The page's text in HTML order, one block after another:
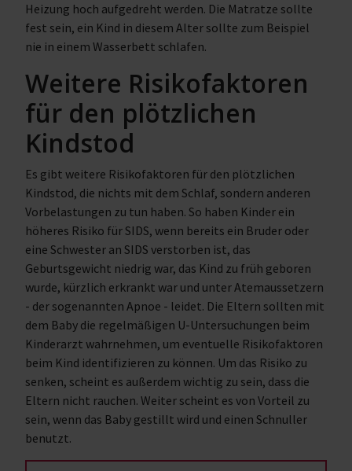
Heizung hoch aufgedreht werden. Die Matratze sollte
fest sein, ein Kind in diesem Alter sollte zum Beispiel
nie in einem Wasserbett schlafen.
Weitere Risikofaktoren
für den plötzlichen
Kindstod
Es gibt weitere Risikofaktoren für den plötzlichen
Kindstod, die nichts mit dem Schlaf, sondern anderen
Vorbelastungen zu tun haben. So haben Kinder ein
höheres Risiko für SIDS, wenn bereits ein Bruder oder
eine Schwester an SIDS verstorben ist, das
Geburtsgewicht niedrig war, das Kind zu früh geboren
wurde, kürzlich erkrankt war und unter Atemaussetzern
- der sogenannten Apnoe - leidet. Die Eltern sollten mit
dem Baby die regelmäßigen U-Untersuchungen beim
Kinderarzt wahrnehmen, um eventuelle Risikofaktoren
beim Kind identifizieren zu können. Um das Risiko zu
senken, scheint es außerdem wichtig zu sein, dass die
Eltern nicht rauchen. Weiter scheint es von Vorteil zu
sein, wenn das Baby gestillt wird und einen Schnuller
benutzt.